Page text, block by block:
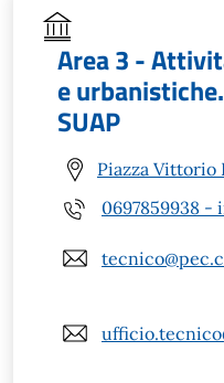
Area 3 -
e
SUAP
Piazza Vittorio
0697859938 -